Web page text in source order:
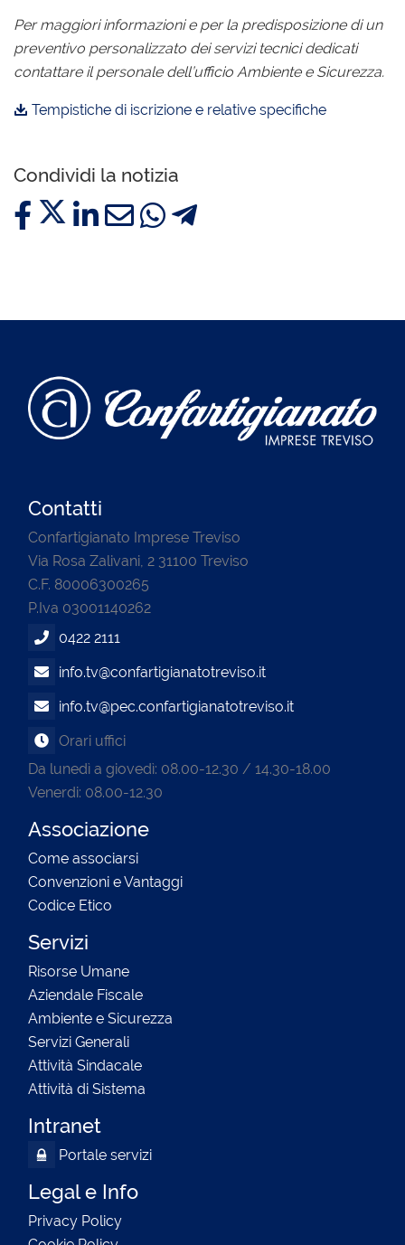
Per maggiori informazioni e per la predisposizione di un
preventivo personalizzato dei servizi tecnici dedicati
contattare il personale dell’ufficio Ambiente e Sicurezza.
Tempistiche di iscrizione e relative specifiche
Condividi la notizia
Contatti
Confartigianato Imprese Treviso
Via Rosa Zalivani, 2 31100 Treviso
C.F. 80006300265
P.Iva 03001140262
0422 2111
info.tv@confartigianatotreviso.it
info.tv@pec.confartigianatotreviso.it
Orari uffici
Da lunedì a giovedì: 08.00-12.30 / 14.30-18.00
Venerdi: 08.00-12.30
Associazione
Come associarsi
Convenzioni e Vantaggi
Codice Etico
Servizi
Risorse Umane
Aziendale Fiscale
Ambiente e Sicurezza
Servizi Generali
Attività Sindacale
Attività di Sistema
Intranet
Portale servizi
Legal e Info
Privacy Policy